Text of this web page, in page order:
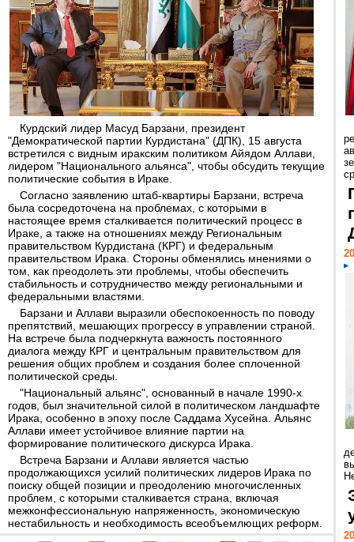
Курдский лидер Масуд Барзани, президент
"Демократической партии Курдистана" (ДПК), 15 августа
встретился с видным иракским политиком Айядом Аллави,
лидером "Национального альянса", чтобы обсудить текущие
политические события в Ираке.
Согласно заявлению штаб-квартиры Барзани, встреча
была сосредоточена на проблемах, с которыми в
настоящее время сталкивается политический процесс в
Ираке, а также на отношениях между Региональным
правительством Курдистана (КРГ) и федеральным
правительством Ирака. Стороны обменялись мнениями о
том, как преодолеть эти проблемы, чтобы обеспечить
стабильность и сотрудничество между региональными и
федеральными властями.
Барзани и Аллави выразили обеспокоенность по поводу
препятствий, мешающих прогрессу в управлении страной.
На встрече была подчеркнута важность постоянного
диалога между КРГ и центральным правительством для
решения общих проблем и создания более сплоченной
политической среды.
"Национальный альянс", основанный в начале 1990-х
годов, был значительной силой в политическом ландшафте
Ирака, особенно в эпоху после Саддама Хусейна. Альянс
Аллави имеет устойчивое влияние партии на
формирование политического дискурса Ирака.
Встреча Барзани и Аллави является частью
продолжающихся усилий политических лидеров Ирака по
поиску общей позиции и преодолению многочисленных
проблем, с которыми сталкивается страна, включая
межконфессиональную напряженность, экономическую
нестабильность и необходимость всеобъемлющих реформ.